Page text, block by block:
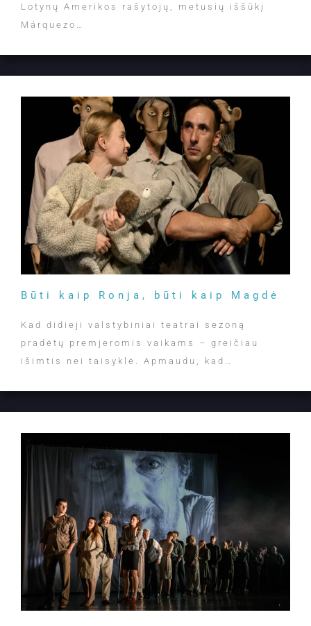
Lotynų Amerikos rašytojų, metusių iššūkį
Márquezo…
Būti kaip Ronja, būti kaip Magdė
Kad didieji valstybiniai teatrai sezoną
pradėtų premjeromis vaikams – greičiau
išimtis nei taisyklė. Apmaudu, kad…